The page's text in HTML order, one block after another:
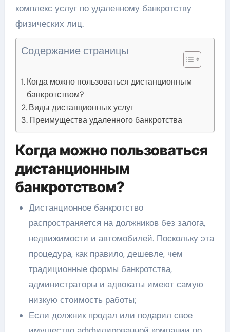
комплекс услуг по удаленному банкротству
физических лиц.
Содержание страницы
Когда можно пользоваться дистанционным
банкротством?
Виды дистанционных услуг
Преимущества удаленного банкротства
Когда можно пользоваться
дистанционным
банкротством?
Дистанционное банкротство
распространяется на должников без залога,
недвижимости и автомобилей. Поскольку эта
процедура, как правило, дешевле, чем
традиционные формы банкротства,
администраторы и адвокаты имеют самую
низкую стоимость работы;
Если должник продал или подарил свое